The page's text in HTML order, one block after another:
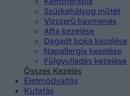
Szürkehályog műtét
Vízszerű hasmenés
Afta kezelése
Dagadt boka kezelése
Napallergia kezelése
Fülgyulladás kezelése
Összes Kezelés
Életmódváltás
Kutatás